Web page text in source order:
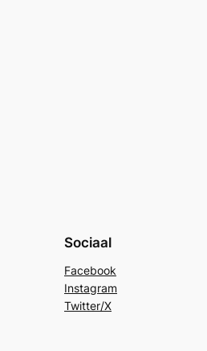
Sociaal
Facebook
Instagram
Twitter/X